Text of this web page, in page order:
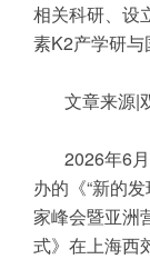
相关科研、设
素K2产学研
文章来源|
2026年6
办的《“新的
家峰会暨亚洲
式》在上海西